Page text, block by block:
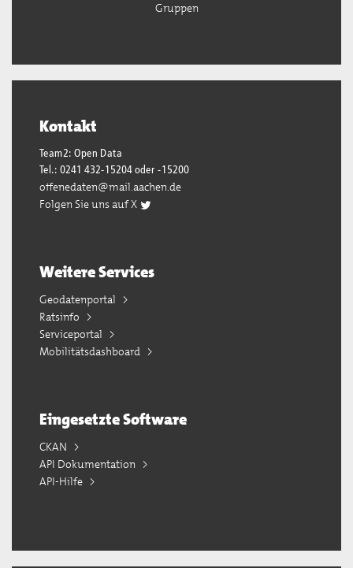
Gruppen
Kontakt
Team2: Open Data
Tel.: 0241 432-15204 oder -15200
offenedaten@mail.aachen.de
Folgen Sie uns auf X
Weitere Services
Geodatenportal
Ratsinfo
Serviceportal
Mobilitätsdashboard
Eingesetzte Software
CKAN
API Dokumentation
API-Hilfe